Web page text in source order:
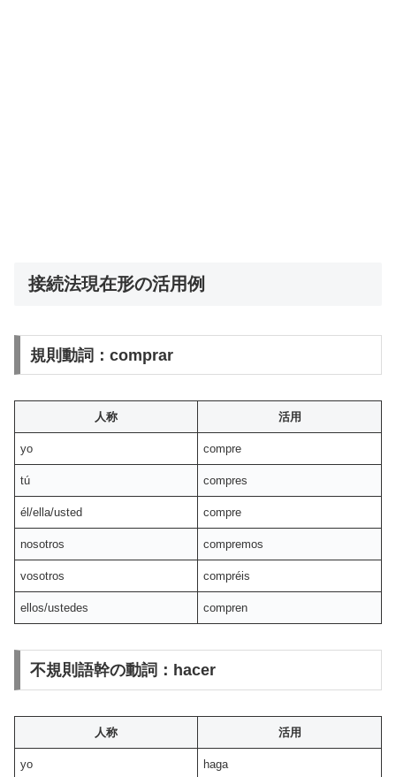
接続法現在形の活用例
規則動詞：comprar
人称 活用
yo compre
tú compres
él/ella/usted compre
nosotros compremos
vosotros compréis
ellos/ustedes compren
不規則語幹の動詞：hacer
人称 活用
yo haga